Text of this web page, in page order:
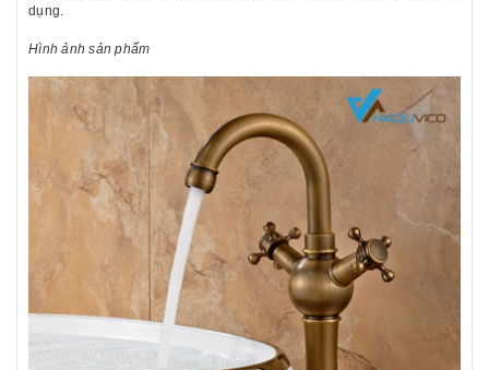
dụng.
Hình ảnh sản phẩm